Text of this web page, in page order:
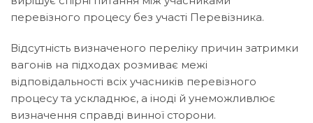
перевізного процесу без участі Перевізника.
Відсутність визначеного переліку причин затримки
вагонів на підходах розмиває межі
відповідальності всіх учасників перевізного
процесу та ускладнює, а іноді й унеможливлює
визначення справді винної сторони.